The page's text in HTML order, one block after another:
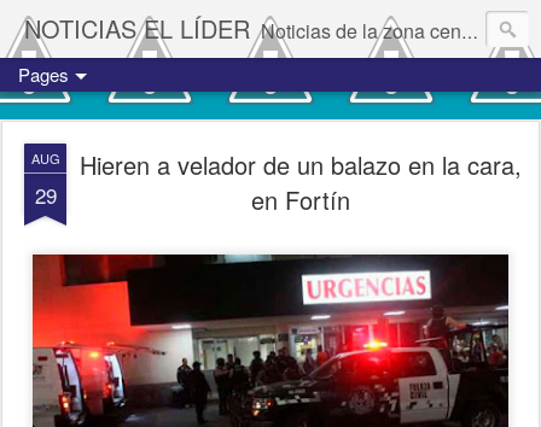
NOTICIAS EL LÍDER Noticias de la zona centro del estado de Veracruz.
Pages
AUG
29
Hieren a velador de un balazo en la cara,
en Fortín